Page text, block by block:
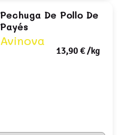
Pechuga De Pollo De
Payés
Avinova
13,90 €/kg